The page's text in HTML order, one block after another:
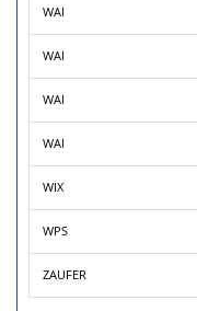
WAI
WAI
WAI
WAI
WIX
WPS
ZAUFER